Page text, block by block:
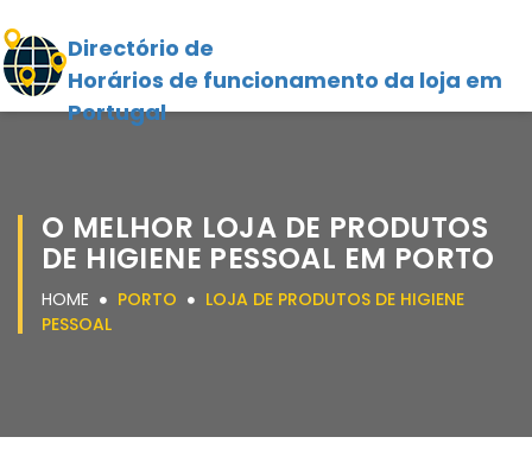
Directório de
Horários de funcionamento da loja em
Portugal
O MELHOR LOJA DE PRODUTOS
DE HIGIENE PESSOAL EM PORTO
HOME PORTO
LOJA DE PRODUTOS DE HIGIENE
PESSOAL